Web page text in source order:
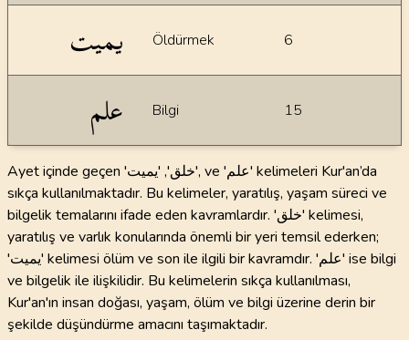
يميت Öldürmek 6
علم Bilgi 15
Ayet içinde geçen 'خلق', 'يميت', ve 'علم' kelimeleri Kur'an’da
sıkça kullanılmaktadır. Bu kelimeler, yaratılış, yaşam süreci ve
bilgelik temalarını ifade eden kavramlardır. 'خلق' kelimesi,
yaratılış ve varlık konularında önemli bir yeri temsil ederken;
'يميت' kelimesi ölüm ve son ile ilgili bir kavramdır. 'علم' ise bilgi
ve bilgelik ile ilişkilidir. Bu kelimelerin sıkça kullanılması,
Kur'an'ın insan doğası, yaşam, ölüm ve bilgi üzerine derin bir
şekilde düşündürme amacını taşımaktadır.